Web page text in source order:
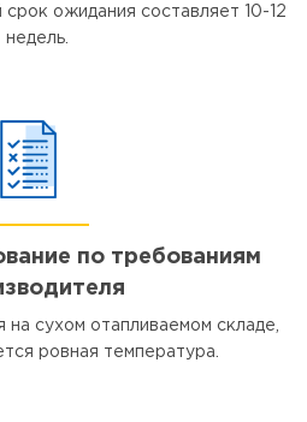
ожидания составляет 10-12
недель.
по требованиям
сухом отапливаемом складе,
ровная температура.